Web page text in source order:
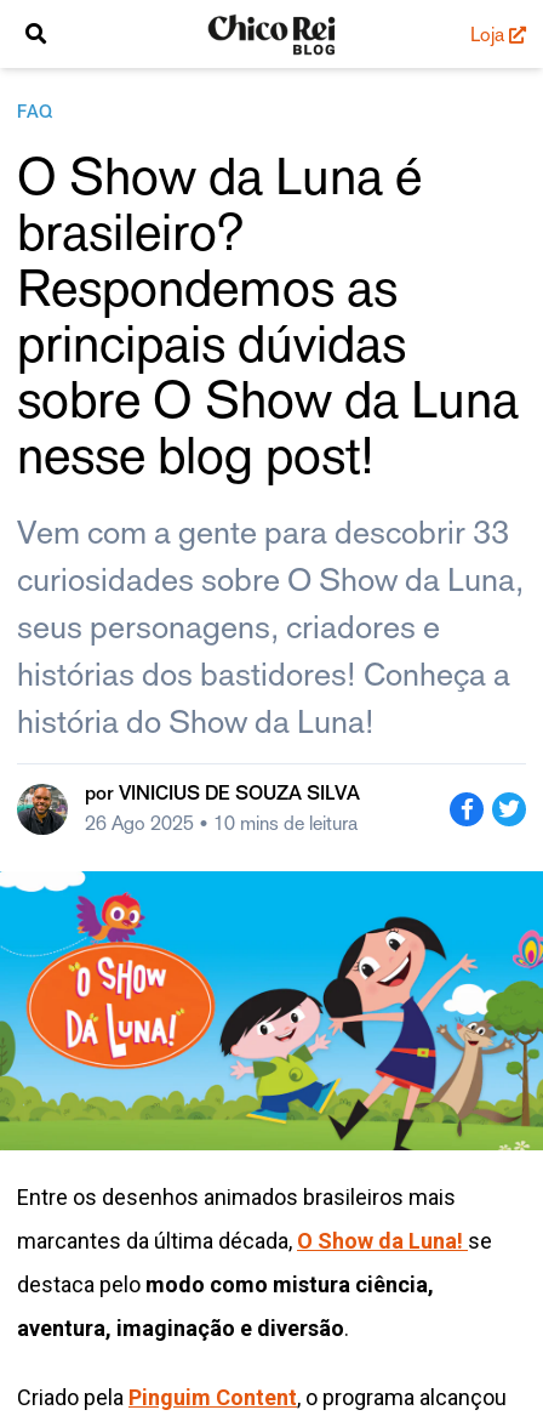
Loja
FAQ
O Show da Luna é
brasileiro?
Respondemos as
principais dúvidas
sobre O Show da Luna
nesse blog post!
Vem com a gente para descobrir 33
curiosidades sobre O Show da Luna,
seus personagens, criadores e
histórias dos bastidores! Conheça a
história do Show da Luna!
por VINICIUS DE SOUZA SILVA
26 Ago 2025 • 10 mins de leitura
Entre os desenhos animados brasileiros mais
marcantes da última década, O Show da Luna! se
destaca pelo modo como mistura ciência,
aventura, imaginação e diversão.
Criado pela Pinguim Content, o programa alcançou